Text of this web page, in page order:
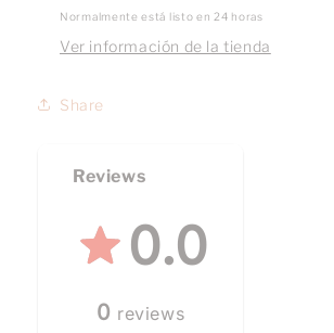
Normalmente está listo en 24 horas
Ver información de la tienda
Share
Reviews
0.0
0 reviews